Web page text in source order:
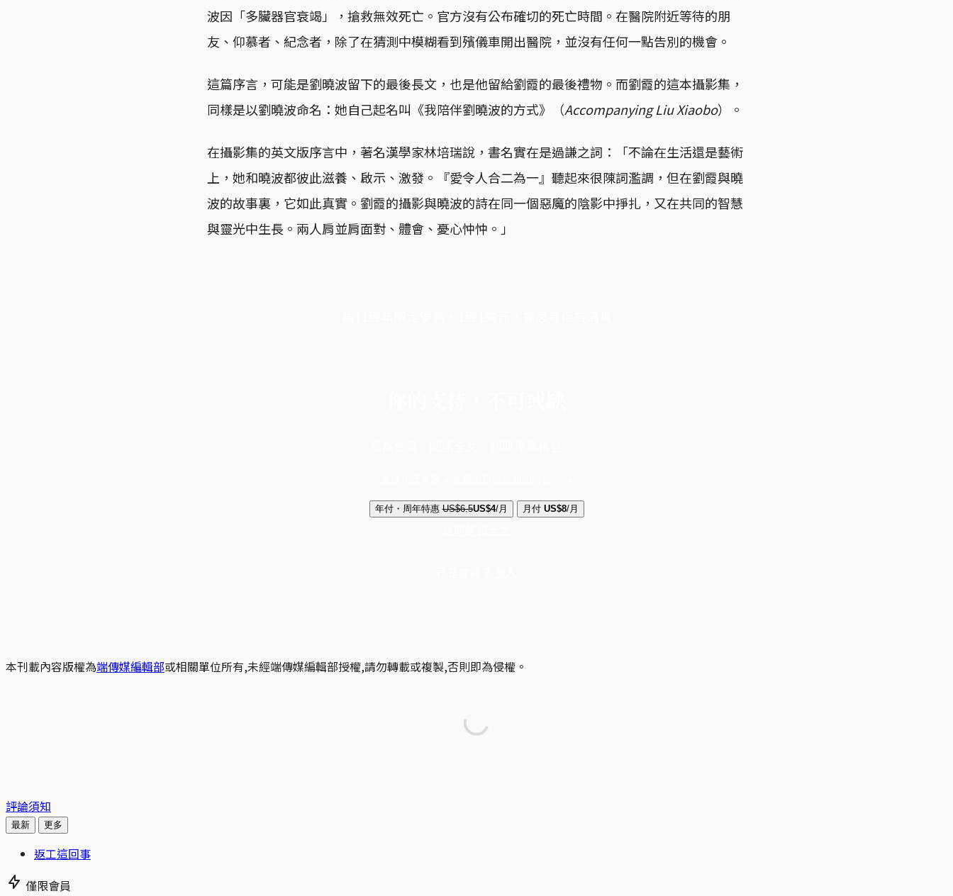
波因「多臟器官衰竭」，搶救無效死亡。官方沒有公布確切的死亡時間。在醫院附近等待的朋
友、仰慕者、紀念者，除了在猜測中模糊看到殯儀車開出醫院，並沒有任何一點告別的機會。
這篇序言，可能是劉曉波留下的最後長文，也是他留給劉霞的最後禮物。而劉霞的這本攝影集，
同樣是以劉曉波命名：她自己起名叫《我陪伴劉曉波的方式》（Accompanying Liu Xiaobo）。
在攝影集的英文版序言中，著名漢學家林培瑞說，書名實在是過謙之詞：「不論在生活還是藝術
上，她和曉波都彼此滋養、啟示、激發。『愛令人合二為一』聽起來很陳詞濫調，但在劉霞與曉
波的故事裏，它如此真實。劉霞的攝影與曉波的詩在同一個惡魔的陰影中掙扎，又在共同的智慧
與靈光中生長。兩人肩並肩面對、體會、憂心忡忡。」
年付・周年特惠 US$6.5US$4/月 月付 US$8/月
本刊載內容版權為端傳媒編輯部或相關單位所有,未經端傳媒編輯部授權,請勿轉載或複製,否則即為侵權。
評論須知
最新 更多
返工這回事
僅限會員